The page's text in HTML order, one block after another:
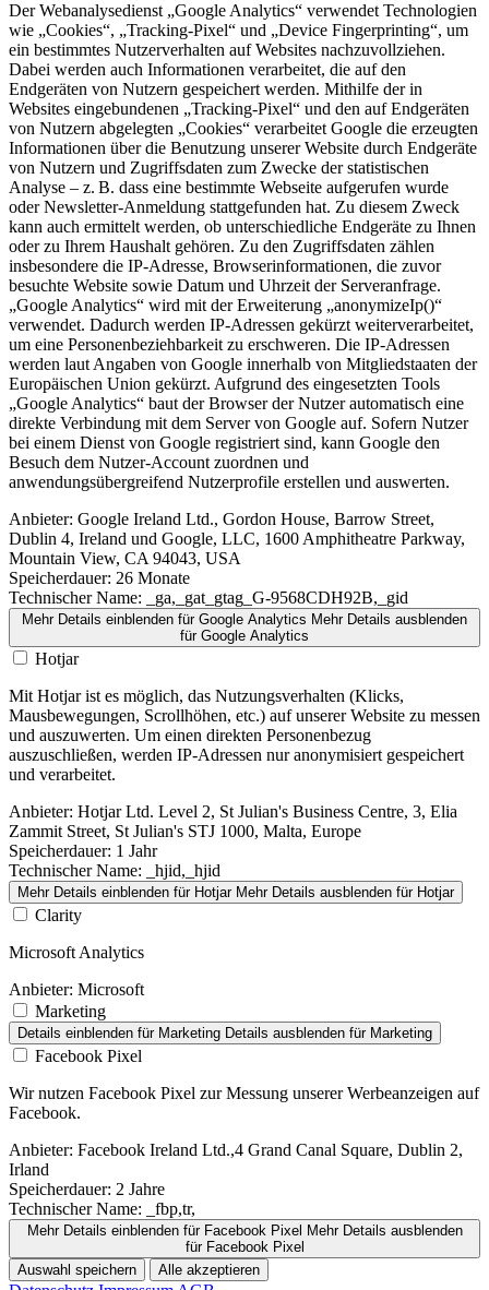
Der Webanalysedienst „Google Analytics“ verwendet Technologien
wie „Cookies“, „Tracking-Pixel“ und „Device Fingerprinting“, um
ein bestimmtes Nutzerverhalten auf Websites nachzuvollziehen.
Dabei werden auch Informationen verarbeitet, die auf den
Endgeräten von Nutzern gespeichert werden. Mithilfe der in
Websites eingebundenen „Tracking-Pixel“ und den auf Endgeräten
von Nutzern abgelegten „Cookies“ verarbeitet Google die erzeugten
Informationen über die Benutzung unserer Website durch Endgeräte
von Nutzern und Zugriffsdaten zum Zwecke der statistischen
Analyse – z. B. dass eine bestimmte Webseite aufgerufen wurde
oder Newsletter-Anmeldung stattgefunden hat. Zu diesem Zweck
kann auch ermittelt werden, ob unterschiedliche Endgeräte zu Ihnen
oder zu Ihrem Haushalt gehören. Zu den Zugriffsdaten zählen
insbesondere die IP-Adresse, Browserinformationen, die zuvor
besuchte Website sowie Datum und Uhrzeit der Serveranfrage.
„Google Analytics“ wird mit der Erweiterung „anonymizeIp()“
verwendet. Dadurch werden IP-Adressen gekürzt weiterverarbeitet,
um eine Personenbeziehbarkeit zu erschweren. Die IP-Adressen
werden laut Angaben von Google innerhalb von Mitgliedstaaten der
Europäischen Union gekürzt. Aufgrund des eingesetzten Tools
„Google Analytics“ baut der Browser der Nutzer automatisch eine
direkte Verbindung mit dem Server von Google auf. Sofern Nutzer
bei einem Dienst von Google registriert sind, kann Google den
Besuch dem Nutzer-Account zuordnen und
anwendungsübergreifend Nutzerprofile erstellen und auswerten.
Anbieter: Google Ireland Ltd., Gordon House, Barrow Street,
Dublin 4, Ireland und Google, LLC, 1600 Amphitheatre Parkway,
Mountain View, CA 94043, USA
Speicherdauer: 26 Monate
Technischer Name: _ga,_gat_gtag_G-9568CDH92B,_gid
Mehr Details einblenden für Google Analytics Mehr Details ausblenden
für Google Analytics
Hotjar
Mit Hotjar ist es möglich, das Nutzungsverhalten (Klicks,
Mausbewegungen, Scrollhöhen, etc.) auf unserer Website zu messen
und auszuwerten. Um einen direkten Personenbezug
auszuschließen, werden IP-Adressen nur anonymisiert gespeichert
und verarbeitet.
Anbieter: Hotjar Ltd. Level 2, St Julian's Business Centre, 3, Elia
Zammit Street, St Julian's STJ 1000, Malta, Europe
Speicherdauer: 1 Jahr
Technischer Name: _hjid,_hjid
Mehr Details einblenden für Hotjar Mehr Details ausblenden für Hotjar
Clarity
Microsoft Analytics
Anbieter: Microsoft
Marketing
Details einblenden für Marketing Details ausblenden für Marketing
Facebook Pixel
Wir nutzen Facebook Pixel zur Messung unserer Werbeanzeigen auf
Facebook.
Anbieter: Facebook Ireland Ltd.,4 Grand Canal Square, Dublin 2,
Irland
Speicherdauer: 2 Jahre
Technischer Name: _fbp,tr,
Mehr Details einblendenfür Facebook Pixel Mehr Details ausblenden
für Facebook Pixel
Auswahl speichern
Alle akzeptieren